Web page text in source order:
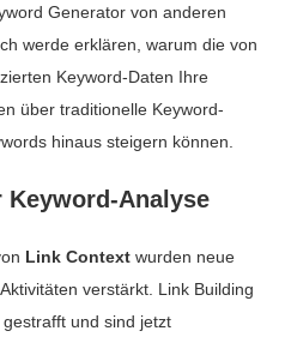
Generator von anderen
werde erklären, warum die von
Keyword-Daten Ihre
über traditionelle Keyword-
hinaus steigern können.
Keyword-Analyse
Link Context wurden neue
verstärkt. Link Building
und sind jetzt